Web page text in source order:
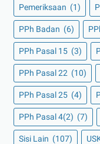
Pemeriksaan (1)
PPh Badan (6)
PPh Pasal 15 (3)
PPh Pasal 22 (10)
PPh Pasal 25 (4)
PPh Pasal 4(2) (7)
Sisi Lain (107)